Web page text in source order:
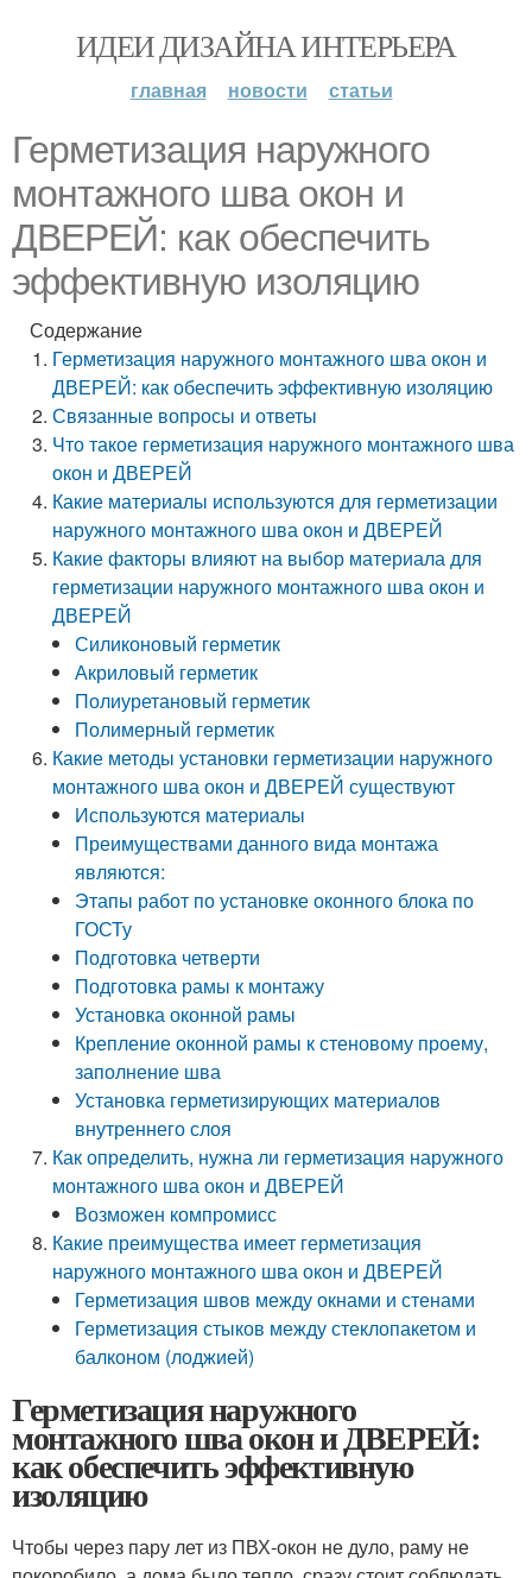
ИДЕИ ДИЗАЙНА ИНТЕРЬЕРА
главная новости статьи
Герметизация наружного
монтажного шва окон и
ДВЕРЕЙ: как обеспечить
эффективную изоляцию
Содержание
Герметизация наружного монтажного шва окон и
ДВЕРЕЙ: как обеспечить эффективную изоляцию
Связанные вопросы и ответы
Что такое герметизация наружного монтажного шва
окон и ДВЕРЕЙ
Какие материалы используются для герметизации
наружного монтажного шва окон и ДВЕРЕЙ
Какие факторы влияют на выбор материала для
герметизации наружного монтажного шва окон и
ДВЕРЕЙ
Силиконовый герметик
Акриловый герметик
Полиуретановый герметик
Полимерный герметик
Какие методы установки герметизации наружного
монтажного шва окон и ДВЕРЕЙ существуют
Используются материалы
Преимуществами данного вида монтажа
являются:
Этапы работ по установке оконного блока по
ГОСТу
Подготовка четверти
Подготовка рамы к монтажу
Установка оконной рамы
Крепление оконной рамы к стеновому проему,
заполнение шва
Установка герметизирующих материалов
внутреннего слоя
Как определить, нужна ли герметизация наружного
монтажного шва окон и ДВЕРЕЙ
Возможен компромисс
Какие преимущества имеет герметизация
наружного монтажного шва окон и ДВЕРЕЙ
Герметизация швов между окнами и стенами
Герметизация стыков между стеклопакетом и
балконом (лоджией)
Герметизация наружного
монтажного шва окон и ДВЕРЕЙ:
как обеспечить эффективную
изоляцию
Чтобы через пару лет из ПВХ-окон не дуло, раму не